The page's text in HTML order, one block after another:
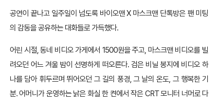
공연이 끝나고 일주일이 넘도록 바이오맨 X 마스크맨 단톡방은 팬 미팅
의 감동을 공유하는 대화들로 가득했다.
어린 시절, 동네 비디오 가게에서 1500원을 주고, 마스크맨 비디오를 빌
려오던 어느 겨울 밤이 선명하게 떠오른다. 검은 비닐 봉지에 비디오 하
나를 담아 휘두르며 뛰어오던 그 길의 풍경, 그 날의 온도, 그 행복한 기
분. 어머니가 운영하는 낡은 화실 한 켠에서 작은 CRT 모니터 너머로 다